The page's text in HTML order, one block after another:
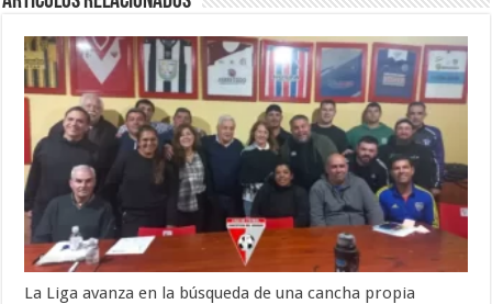
La Liga avanza en la búsqueda de una cancha propia